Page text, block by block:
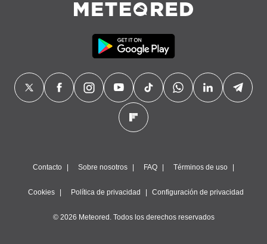
Contacto Sobre nosotros FAQ Términos de uso
Cookies Política de privacidad Configuración de privacidad
© 2026 Meteored. Todos los derechos reservados